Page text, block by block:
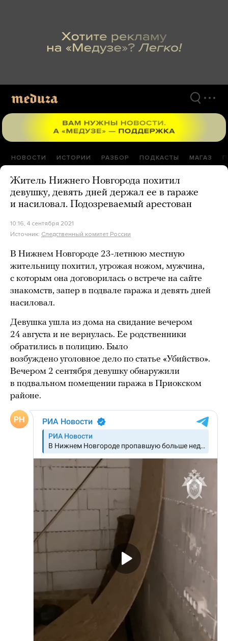
НОВОСТИ ИСТОРИИ РАЗБОР ПОДКАСТЫ МАГАЗ
Житель Нижнего Новгорода похитил
девушку, девять дней держал ее в гараже
и насиловал. Подозреваемый арестован
10:16, 4 сентября 2021
Источник: Следственный комитет России
В Нижнем Новгороде 23-летнюю местную
жительницу похитил, угрожая ножом, мужчина,
с которым она договорилась о встрече на сайте
знакомств, запер в подвале гаража и девять дней
насиловал.
Девушка ушла из дома на свидание вечером
24 августа и не вернулась. Ее родственники
обратились в полицию. Было
возбуждено уголовное дело по статье «Убийство».
Вечером 2 сентября девушку обнаружили
в подвальном помещении гаража в Приокском
районе.